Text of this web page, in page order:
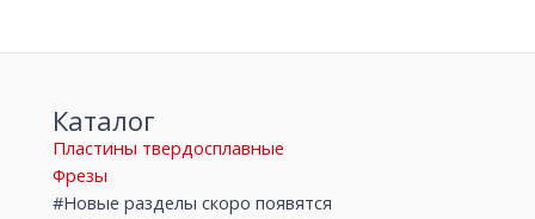
Каталог
Пластины твердосплавные
Фрезы
#Новые разделы скоро появятся